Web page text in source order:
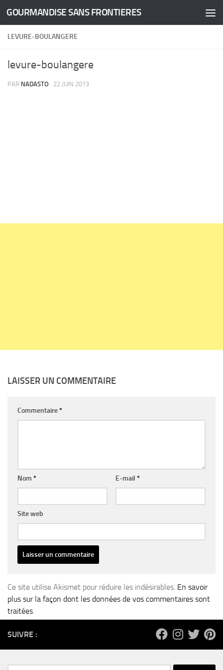
Skip to content
GOURMANDISE SANS FRONTIERES
LEVURE-BOULANGERE
levure-boulangere
PAR NADASTO · 22 JUIN 2013
LAISSER UN COMMENTAIRE
Commentaire*
Nom * E-mail *
Site web
Ce site utilise Akismet pour réduire les indésirables. En savoir
plus sur la façon dont les données de vos commentaires sont
traitées.
SUIVRE :